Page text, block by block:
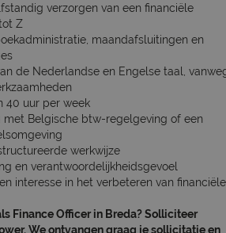
verzorgen van een financiële
Z
maandafsluitingen en
de Nederlandse en Engelse taal,
40 uur per week
met Belgische btw-regelgeving of een
werkwijze
en verantwoordelijkheidsgevoel
interesse in het verbeteren van financiële
Finance Officer in Breda? Solliciteer
We ontvangen graag je sollicitatie en